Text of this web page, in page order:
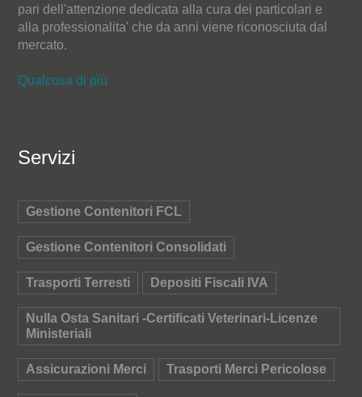
pari dell'attenzione dedicata alla cura dei particolari e
alla professionalita' che da anni viene riconosciuta dal
mercato.
Qualcosa di più
Servizi
Gestione Contenitori FCL
Gestione Contenitori Consolidati
Trasporti Terresti Depositi Fiscali IVA
Nulla Osta Sanitari -Certificati Veterinari-Licenze
Ministeriali
Assicurazioni Merci Trasporti Merci Pericolose